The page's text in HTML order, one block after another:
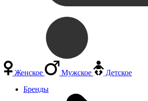
Женское Мужское
Детское
Бренды